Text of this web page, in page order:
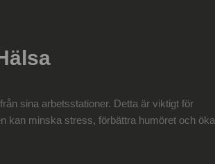
sina arbetsstationer. Detta är viktigt för
kan minska stress, förbättra humöret och öka